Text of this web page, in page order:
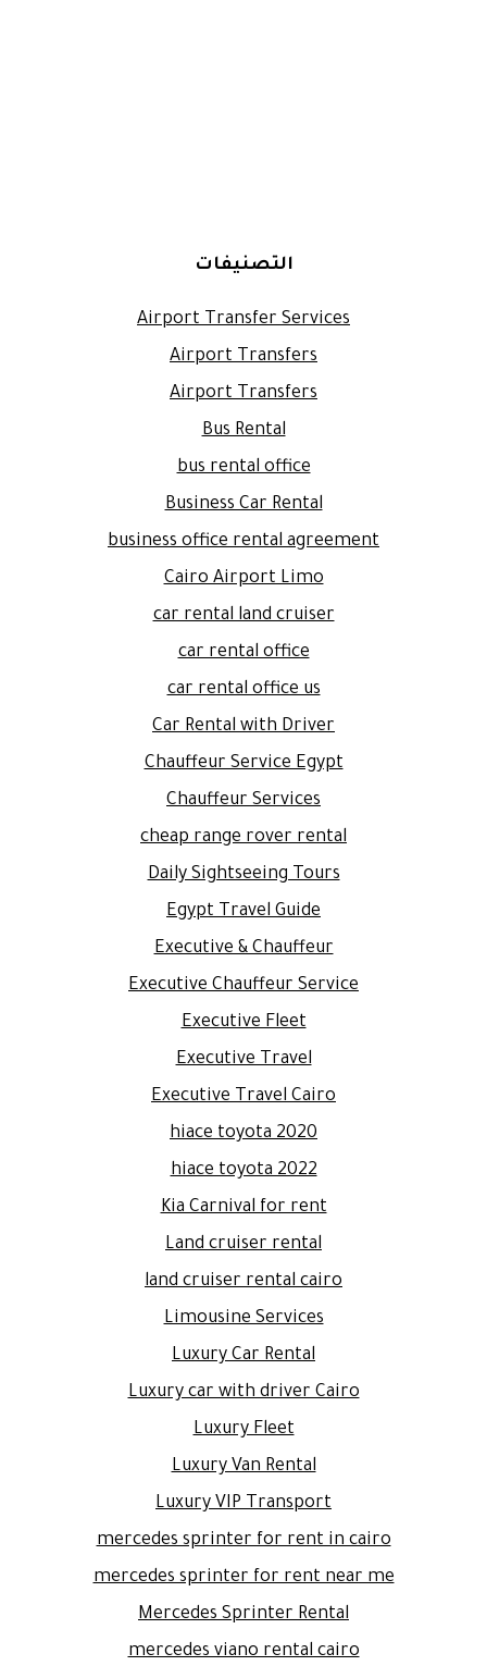
التصنيفات
Airport Transfer Services
Airport Transfers
Airport Transfers
Bus Rental
bus rental office
Business Car Rental
business office rental agreement
Cairo Airport Limo
car rental land cruiser
car rental office
car rental office us
Car Rental with Driver
Chauffeur Service Egypt
Chauffeur Services
cheap range rover rental
Daily Sightseeing Tours
Egypt Travel Guide
Executive & Chauffeur
Executive Chauffeur Service
Executive Fleet
Executive Travel
Executive Travel Cairo
hiace toyota 2020
hiace toyota 2022
Kia Carnival for rent
Land cruiser rental
land cruiser rental cairo
Limousine Services
Luxury Car Rental
Luxury car with driver Cairo
Luxury Fleet
Luxury Van Rental
Luxury VIP Transport
mercedes sprinter for rent in cairo
mercedes sprinter for rent near me
Mercedes Sprinter Rental
mercedes viano rental cairo